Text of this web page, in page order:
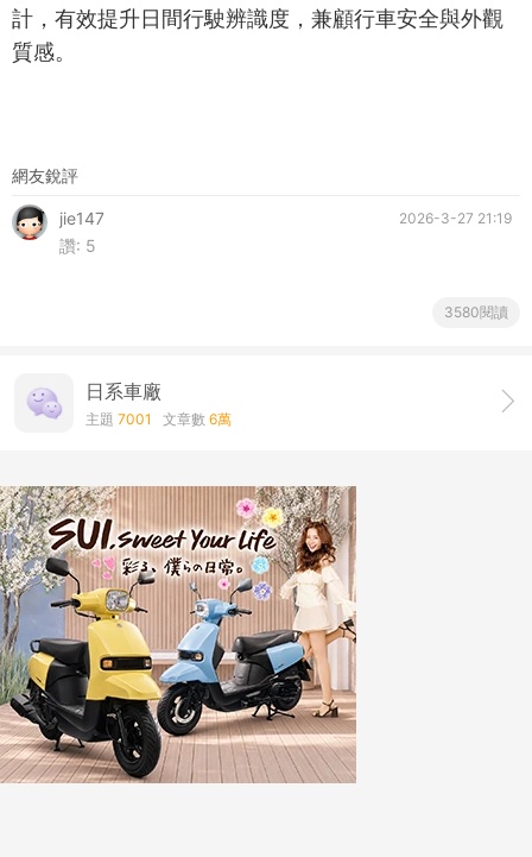
計，有效提升日間行駛辨識度，兼顧行車安全與外觀
質感。
網友銳評
2026-3-27 21:19
jie147
讚: 5
3580閱讀
日系車廠
主題 7001 文章數 6萬